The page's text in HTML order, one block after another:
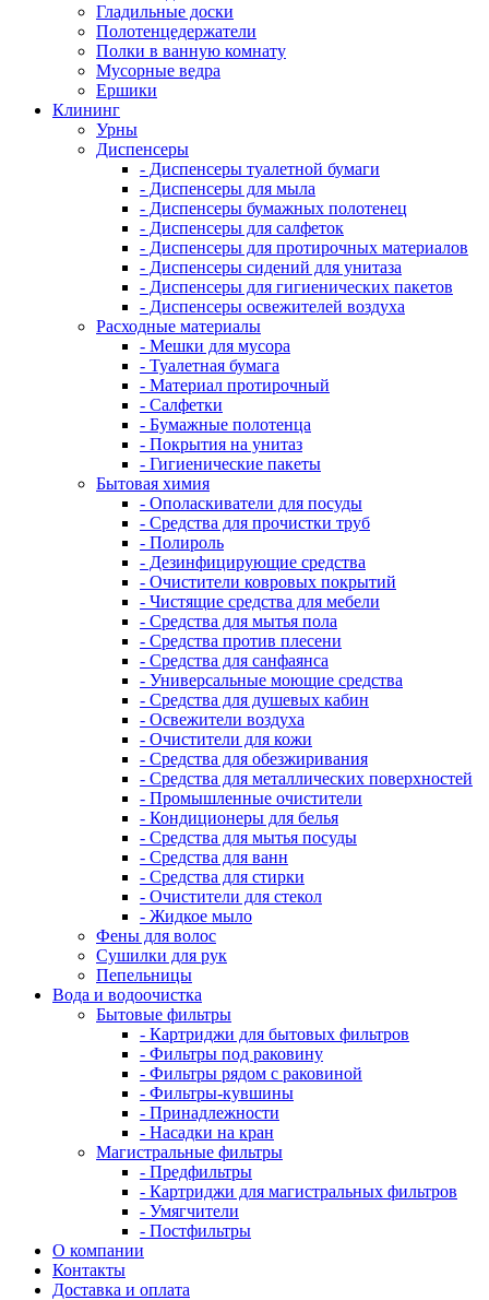
Гладильные доски
Полотенцедержатели
Полки в ванную комнату
Мусорные ведра
Ершики
Клининг
Урны
Диспенсеры
- Диспенсеры туалетной бумаги
- Диспенсеры для мыла
- Диспенсеры бумажных полотенец
- Диспенсеры для салфеток
- Диспенсеры для протирочных материалов
- Диспенсеры сидений для унитаза
- Диспенсеры для гигиенических пакетов
- Диспенсеры освежителей воздуха
Расходные материалы
- Мешки для мусора
- Туалетная бумага
- Материал протирочный
- Салфетки
- Бумажные полотенца
- Покрытия на унитаз
- Гигиенические пакеты
Бытовая химия
- Ополаскиватели для посуды
- Средства для прочистки труб
- Полироль
- Дезинфицирующие средства
- Очистители ковровых покрытий
- Чистящие средства для мебели
- Средства для мытья пола
- Средства против плесени
- Средства для санфаянса
- Универсальные моющие средства
- Средства для душевых кабин
- Освежители воздуха
- Очистители для кожи
- Средства для обезжиривания
- Средства для металлических поверхностей
- Промышленные очистители
- Кондиционеры для белья
- Средства для мытья посуды
- Средства для ванн
- Средства для стирки
- Очистители для стекол
- Жидкое мыло
Фены для волос
Сушилки для рук
Пепельницы
Вода и водоочистка
Бытовые фильтры
- Картриджи для бытовых фильтров
- Фильтры под раковину
- Фильтры рядом с раковиной
- Фильтры-кувшины
- Принадлежности
- Насадки на кран
Магистральные фильтры
- Предфильтры
- Картриджи для магистральных фильтров
- Умягчители
- Постфильтры
О компании
Контакты
Доставка и оплата